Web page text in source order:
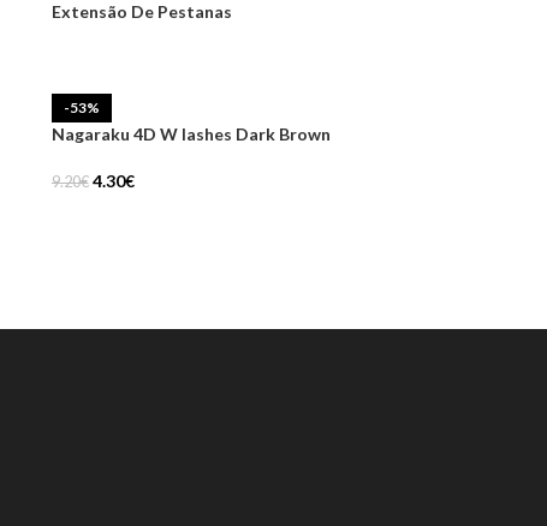
Extensão De Pestanas
-53%
Nagaraku 4D W lashes Dark Brown
9.20€ 4.30€